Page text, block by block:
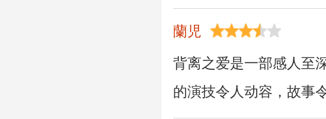
蘭児
背离之爱是一部感人至
的演技令人动容，故事